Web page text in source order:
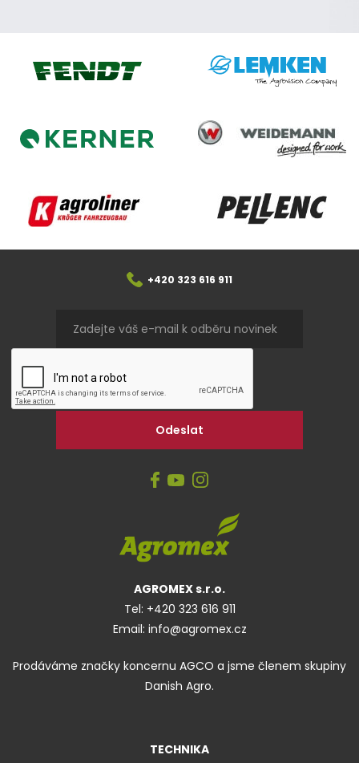
Fendt Lemken
Kerner
Weidemann
Agroliner Pellenc
+420 323 616 911
AGROMEX s.r.o.
Tel: +420 323 616 911
Email: info@agromex.cz
Prodáváme značky koncernu AGCO a jsme členem skupiny
Danish Agro.
TECHNIKA